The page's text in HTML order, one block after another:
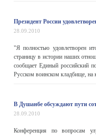
Президент России
28.09.2010
"Я полностью удовлетворен
страницу в истории наших
сообщает Единый российский
Русском воинском кладбище, на
В Душанбе обсуждают пути
28.09.2010
Конференция по вопросам